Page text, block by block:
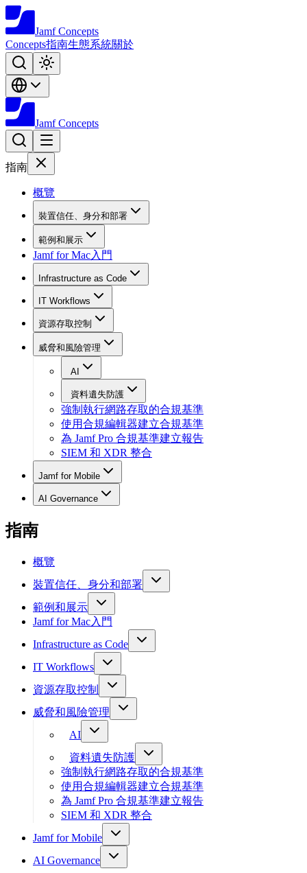
Jamf Concepts
Concepts指南生態系統關於
Jamf Concepts
指南
概覽
裝置信任、身分和部署
範例和展示
Jamf for Mac入門
Infrastructure as Code
IT Workflows
資源存取控制
威脅和風險管理
AI
資料遺失防護
強制執行網路存取的合規基準
使用合規編輯器建立合規基準
為 Jamf Pro 合規基準建立報告
SIEM 和 XDR 整合
Jamf for Mobile
AI Governance
指南
概覽
裝置信任、身分和部署
範例和展示
Jamf for Mac入門
Infrastructure as Code
IT Workflows
資源存取控制
威脅和風險管理
AI
資料遺失防護
強制執行網路存取的合規基準
使用合規編輯器建立合規基準
為 Jamf Pro 合規基準建立報告
SIEM 和 XDR 整合
Jamf for Mobile
AI Governance